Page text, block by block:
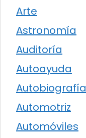
Arte
Astronomía
Auditoría
Autoayuda
Autobiografía
Automotriz
Automóviles